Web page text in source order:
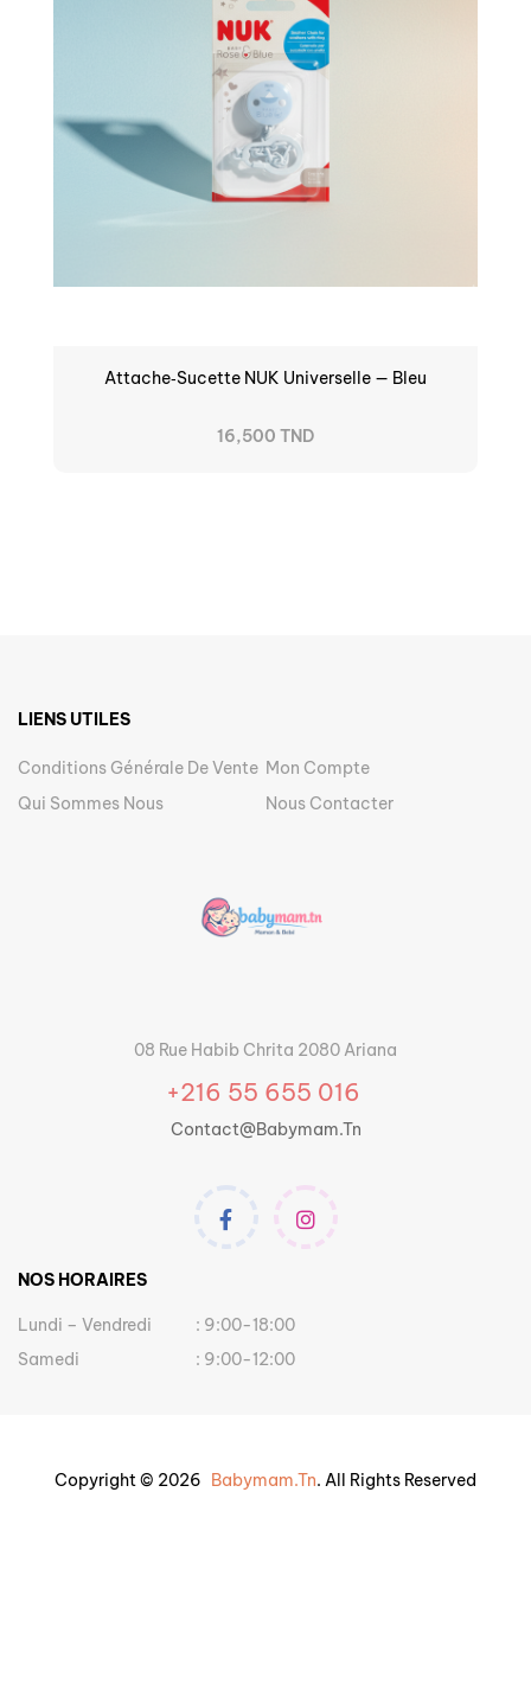
Attache‑sucette NUK Universelle — Bleu
16,500 TND
LIENS UTILES
Conditions Générale De Vente Mon Compte
Qui Sommes Nous
Nous Contacter
08 Rue Habib Chrita 2080 Ariana
+216 55 655 016
Contact@babymam.tn
NOS HORAIRES
Lundi – Vendredi
: 9:00-18:00
Samedi
: 9:00-12:00
Copyright © 2026 Babymam.tn. All Rights Reserved